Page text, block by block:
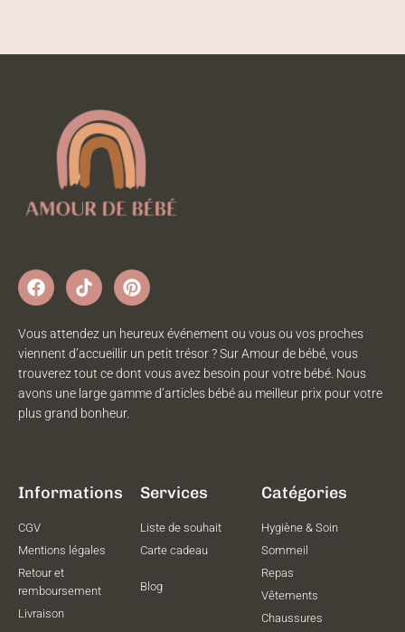
Vous attendez un heureux événement ou vous ou vos proches
viennent d’accueillir un petit trésor ? Sur Amour de bébé, vous
trouverez tout ce dont vous avez besoin pour votre bébé. Nous
avons une large gamme d’articles bébé au meilleur prix pour votre
plus grand bonheur.
Informations
CGV
Mentions légales
Retour et
remboursement
Livraison
Services
Liste de souhait
Carte cadeau
Blog
Catégories
Hygiène & Soin
Sommeil
Repas
Vêtements
Chaussures